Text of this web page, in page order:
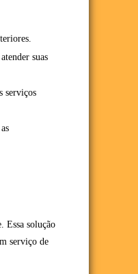
suas
serviços
Essa solução
serviço de